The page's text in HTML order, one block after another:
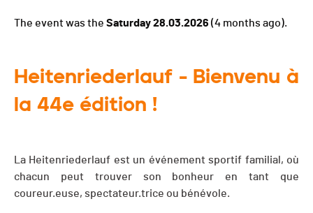
The event was the Saturday 28.03.2026 (4 months ago).
Heitenriederlauf - Bienvenu à
la 44e édition !
La Heitenriederlauf est un événement sportif familial, où
chacun peut trouver son bonheur en tant que
coureur.euse, spectateur.trice ou bénévole.